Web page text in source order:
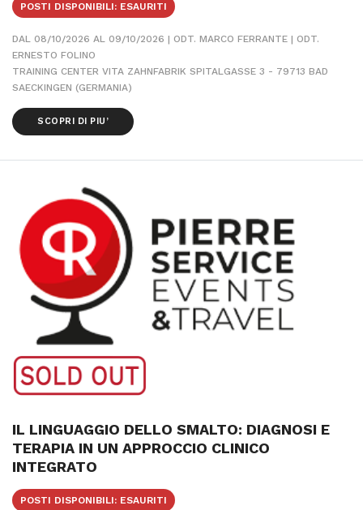
POSTI DISPONIBILI: ESAURITI
DAL 08/10/2026 AL 09/10/2026 | ODT. MARCO FERRANTE | ODT.
ERNESTO FOLINO
TRAINING CENTER VITA ZAHNFABRIK SPITALGASSE 3 - 79713 BAD
SAECKINGEN (GERMANIA)
SCOPRI DI PIU’
IL LINGUAGGIO DELLO SMALTO: DIAGNOSI E
TERAPIA IN UN APPROCCIO CLINICO
INTEGRATO
POSTI DISPONIBILI: ESAURITI